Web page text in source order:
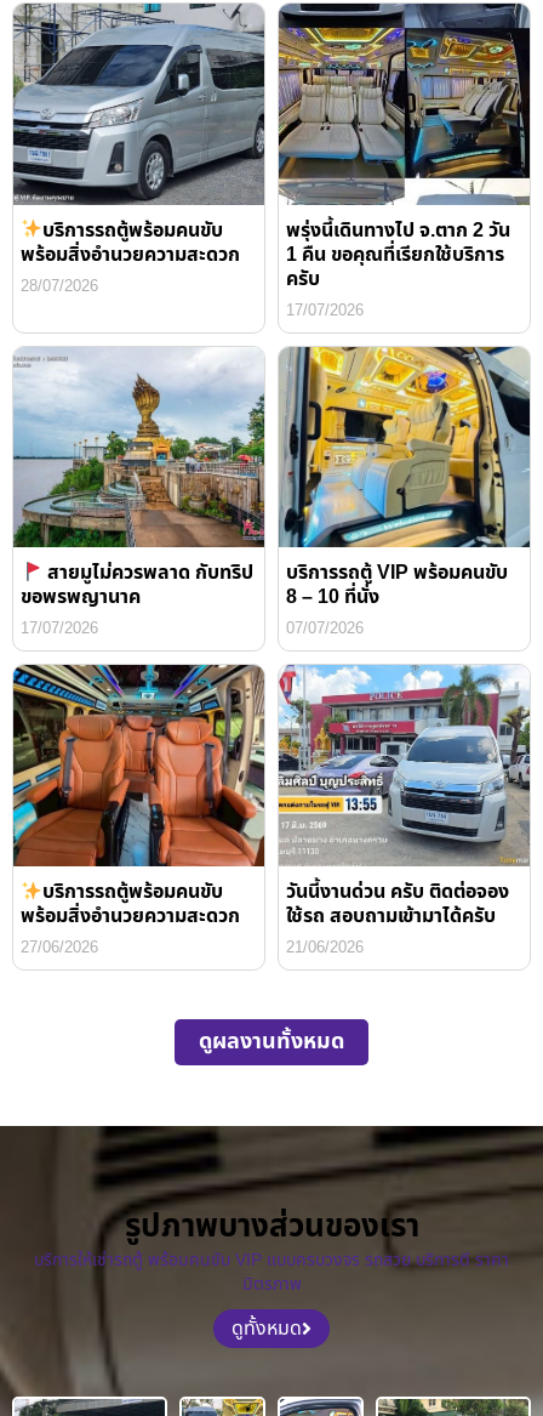
บริการรถตู้พร้อมคนขับ
พร้อมสิ่งอำนวยความสะดวก
28/07/2026
พรุ่งนี้เดินทางไป จ.ตาก 2 วัน
1 คืน ขอคุณที่เรียกใช้บริการ
ครับ
17/07/2026
สายมูไม่ควรพลาด กับทริป
ขอพรพญานาค
17/07/2026
บริการรถตู้ VIP พร้อมคนขับ
8 – 10 ที่นั่ง
07/07/2026
บริการรถตู้พร้อมคนขับ
พร้อมสิ่งอำนวยความสะดวก
27/06/2026
วันนี้งานด่วน ครับ ติดต่อจอง
ใช้รถ สอบถามเข้ามาได้ครับ
21/06/2026
ดูผลงานทั้งหมด
รูปภาพบางส่วนของเรา
บริการให้เช่ารถตู้ พร้อมคนขับ VIP แบบครบวงจร รถสวย บริการดี ราคา
มิตรภาพ
ดูทั้งหมด